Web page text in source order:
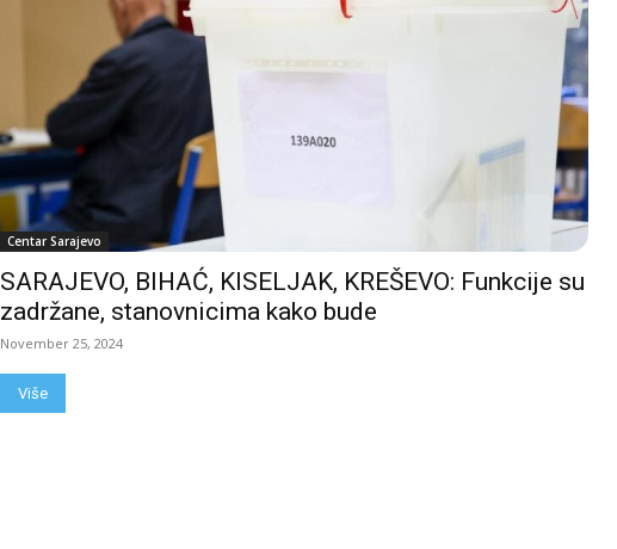
Centar Sarajevo
SARAJEVO, BIHAĆ, KISELJAK, KREŠEVO: Funkcije su
zadržane, stanovnicima kako bude
November 25, 2024
Više